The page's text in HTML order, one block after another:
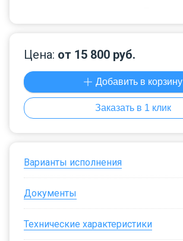
Цена: от 15 800 руб.
Добавить в корзину
Заказать в 1 клик
Варианты исполнения
Документы
Технические характеристики